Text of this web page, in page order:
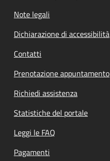
Note legali
Dichiarazione di accessibilità
Contatti
Prenotazione appuntamento
Richiedi assistenza
Statistiche del portale
Leggi le FAQ
Pagamenti